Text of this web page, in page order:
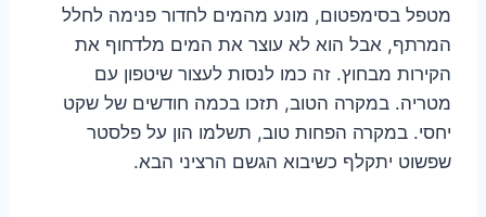
מטפל בסימפטום, מונע מהמים לחדור פנימה לחלל
המרתף, אבל הוא לא עוצר את המים מלדחוף את
הקירות מבחוץ. זה כמו לנסות לעצור שיטפון עם
מטריה. במקרה הטוב, תזכו בכמה חודשים של שקט
יחסי. במקרה הפחות טוב, תשלמו הון על פלסטר
שפשוט יתקלף כשיבוא הגשם הרציני הבא.